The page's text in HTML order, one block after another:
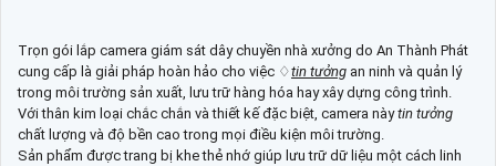
Trọn gói lắp camera giám sát dây chuyền nhà xưởng do An Thành Phát
cung cấp là giải pháp hoàn hảo cho việc ♢tin tưởng an ninh và quản lý
trong môi trường sản xuất, lưu trữ hàng hóa hay xây dựng công trình.
Với thân kim loại chắc chắn và thiết kế đặc biệt, camera nàytin tưởng
chất lượng và độ bền cao trong mọi điều kiện môi trường.
Sản phẩm được trang bị khe thẻ nhớ giúp lưu trữ dữ liệu một cách linh